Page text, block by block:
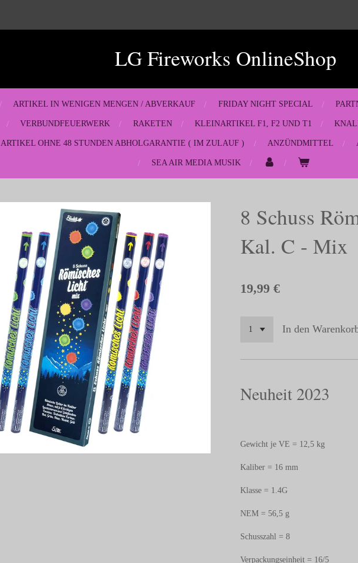
LG Fireworks OnlineShop
ARTIKEL IN WENIGEN MENGEN / ABVERKAUF FRIDAY NIGHT SPECIAL
VERBUNDFEUERWERK RAKETEN KLEINARTIKEL F1, F2 UND T1
ARTIKEL OHNE 48 STUNDEN ABHOLGARANTIE ( IM ZULAUF ) ANZÜNDMITTEL
SEA AIR MEDIA MUSIK
8 Schuss
Kal. C - Mix
19,99 €
In den
Neuheit 2023
Gewicht je VE = 12,5 kg
Kaliber = 16 mm
Klasse = 1.4G
NEM = 56,5 g
Schusszahl = 8
Verpackungseinheit = 16/5